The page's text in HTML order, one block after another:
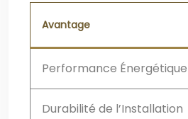
Avantage
Performance
Durabilité de l’Installation